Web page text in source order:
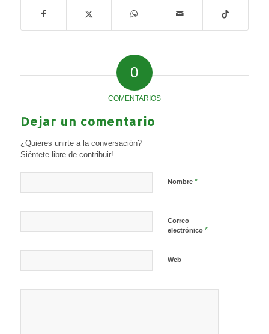
0
COMENTARIOS
Dejar un comentario
¿Quieres unirte a la conversación?
Siéntete libre de contribuir!
Nombre *
Correo
electrónico *
Web